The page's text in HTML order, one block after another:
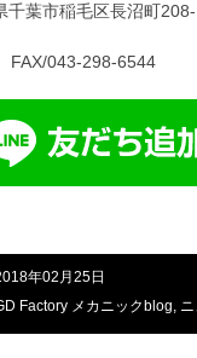
千葉市稲毛区長沼町
043-298-6544
年02月25日
Factory メカニックblog,